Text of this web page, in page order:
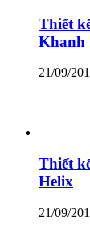
Thiết
Khanh
21/09/
Thiết
Helix
21/09/